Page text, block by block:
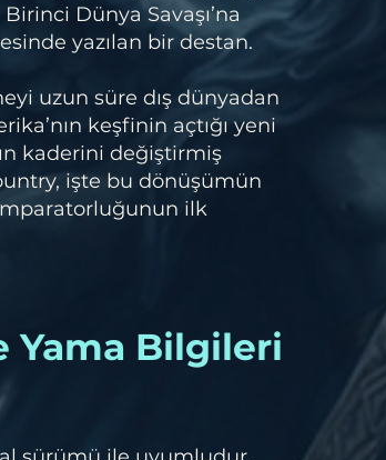
Dünya Savaşı’na
yazılan bir destan.
uzun süre dış dünyadan
keşfinin açtığı yeni
kaderini değiştirmiş
işte bu dönüşümün
ilk
Yama Bilgileri